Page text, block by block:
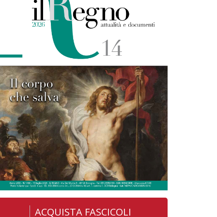
ACQUISTA FASCICOLI